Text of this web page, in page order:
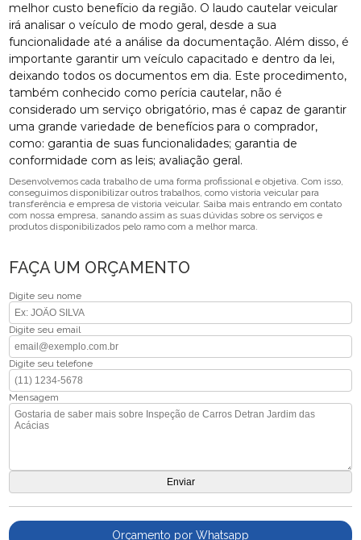
melhor custo benefício da região. O laudo cautelar veicular
irá analisar o veículo de modo geral, desde a sua
funcionalidade até a análise da documentação. Além disso, é
importante garantir um veículo capacitado e dentro da lei,
deixando todos os documentos em dia. Este procedimento,
também conhecido como perícia cautelar, não é
considerado um serviço obrigatório, mas é capaz de garantir
uma grande variedade de benefícios para o comprador,
como: garantia de suas funcionalidades; garantia de
conformidade com as leis; avaliação geral.
Desenvolvemos cada trabalho de uma forma profissional e objetiva. Com isso,
conseguimos disponibilizar outros trabalhos, como vistoria veicular para
transferência e empresa de vistoria veicular. Saiba mais entrando em contato
com nossa empresa, sanando assim as suas dúvidas sobre os serviços e
produtos disponibilizados pelo ramo com a melhor marca.
FAÇA UM ORÇAMENTO
Digite seu nome
Digite seu email
Digite seu telefone
Mensagem
Orçamento por Whatsapp